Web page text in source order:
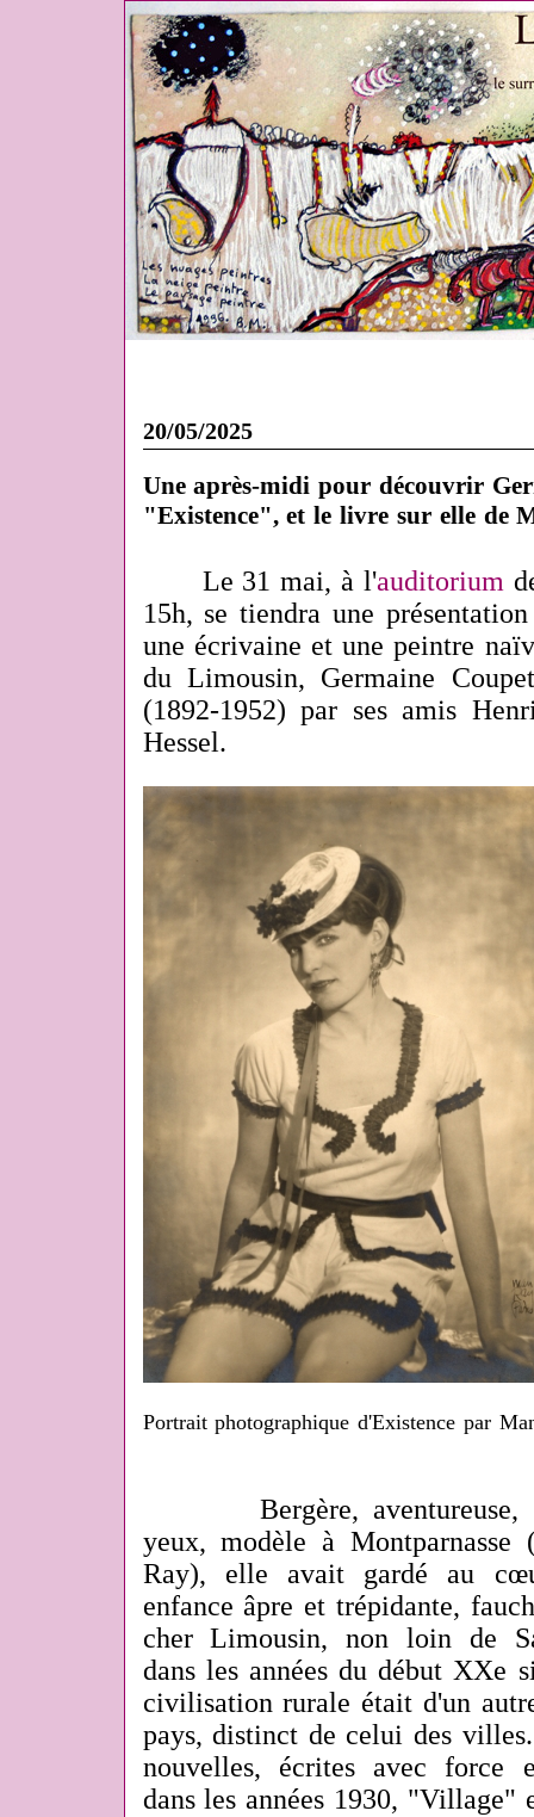
20/05/2025
Une après-midi pour découvrir
"Existence", et le livre sur elle de
Le 31 mai, à l'auditorium
15h, se tiendra une
une écrivaine et une peintre
du Limousin, Germaine
(1892-1952) par ses amis
Hessel.
Portrait photographique d'Existence par
Bergère, aventureuse,
yeux, modèle à Montparnasse
Ray), elle avait gardé au
enfance âpre et trépidante,
cher Limousin, non loin de
dans les années du début XXe
civilisation rurale était d'un
pays, distinct de celui des
nouvelles, écrites avec force
dans les années 1930,